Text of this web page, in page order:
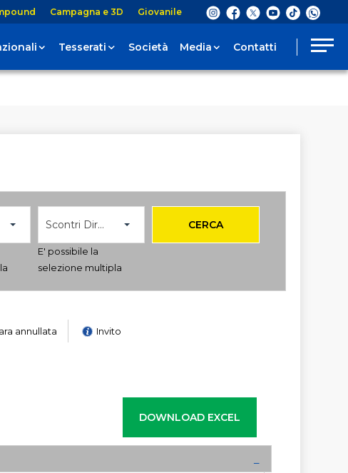
Campagna e 3D Giovanile
Tesserati Società Media Contatti
Scontri Diretti
E' possibile la
selezione multipla
CERCA
annullata Invito